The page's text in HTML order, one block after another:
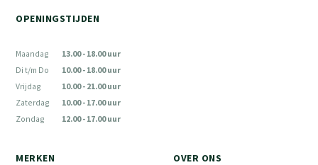
OPENINGSTIJDEN
Maandag
Di t/m Do
Vrijdag
Zaterdag
Zondag
13.00 - 18.00 uur
10.00 - 18.00 uur
10.00 - 21.00 uur
10.00 - 17.00 uur
12.00 - 17.00 uur
MERKEN OVER ONS